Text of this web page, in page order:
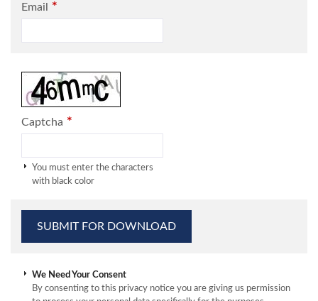
Email *
Captcha *
You must enter the characters
with black color
We Need Your Consent
By consenting to this privacy notice you are giving us permission